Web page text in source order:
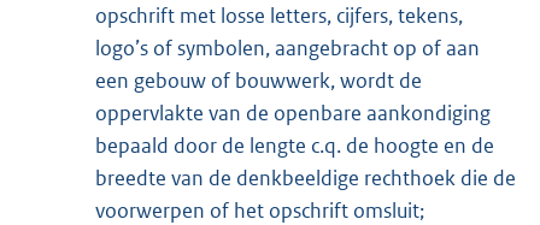
opschrift met losse letters, cijfers, tekens,
logo’s of symbolen, aangebracht op of aan
een gebouw of bouwwerk, wordt de
oppervlakte van de openbare aankondiging
bepaald door de lengte c.q. de hoogte en de
breedte van de denkbeeldige rechthoek die de
voorwerpen of het opschrift omsluit;